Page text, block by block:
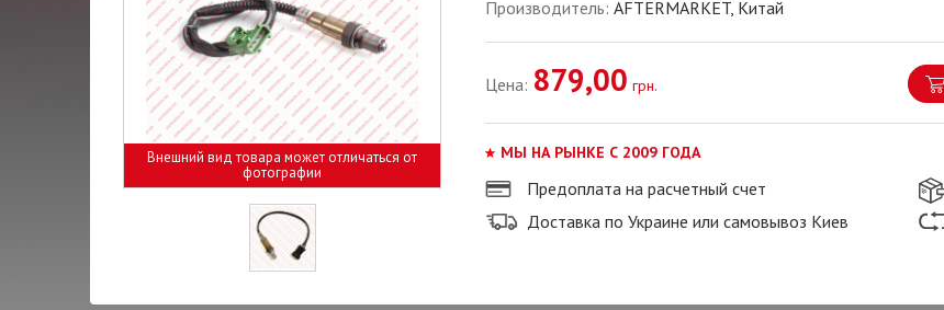
Внешний вид товара может отличаться от
фотографии
Производитель: AFTERMARKET, Китай
Цена: 879,00 грн.
МЫ НА РЫНКЕ С 2009 ГОДА
Предоплата на расчетный счет
Доставка по Украине или самовывоз Киев